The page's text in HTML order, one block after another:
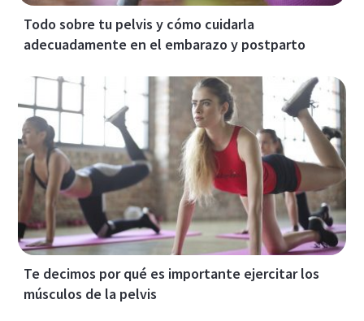
Todo sobre tu pelvis y cómo cuidarla
adecuadamente en el embarazo y postparto
Te decimos por qué es importante ejercitar los
músculos de la pelvis